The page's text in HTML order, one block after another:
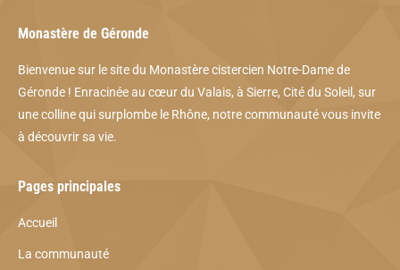
Monastère de Géronde
Bienvenue sur le site du Monastère cistercien Notre-Dame de
Géronde ! Enracinée au cœur du Valais, à Sierre, Cité du Soleil, sur
une colline qui surplombe le Rhône, notre communauté vous invite
à découvrir sa vie.
Pages principales
Accueil
La communauté